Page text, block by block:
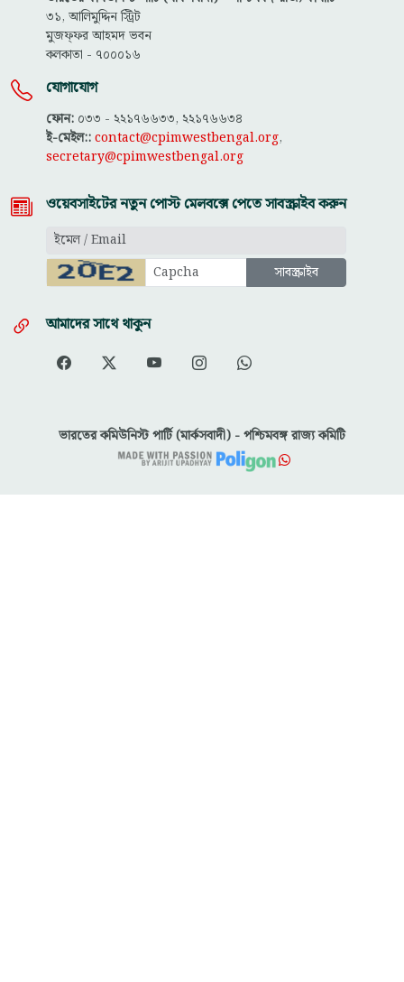
৩১, আলিমুদ্দিন স্ট্রিট
মুজফ্ফ‌র আহমদ ভবন
কলকাতা - ৭০০০১৬
যোগাযোগ
ফোন: ০৩৩ - ২২১৭৬৬৩৩, ২২১৭৬৬৩৪
ই-মেইল::contact@cpimwestbengal.org,
secretary@cpimwestbengal.org
ওয়েবসাইটের নতুন পোস্ট মেলবক্সে পেতে সাবস্ক্রাইব করুন
আমাদের সাথে থাকুন
ভারতের কমিউনিস্ট পার্টি (মার্কসবাদী) - পশ্চিমবঙ্গ রাজ্য কমিটি